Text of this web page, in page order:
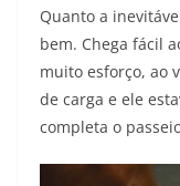
Quanto a
bem. Chega fácil
muito esforço, ao
de carga e ele
completa o